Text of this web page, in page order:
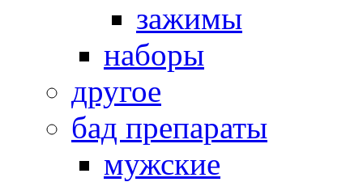
зажимы
наборы
другое
бад препараты
мужские